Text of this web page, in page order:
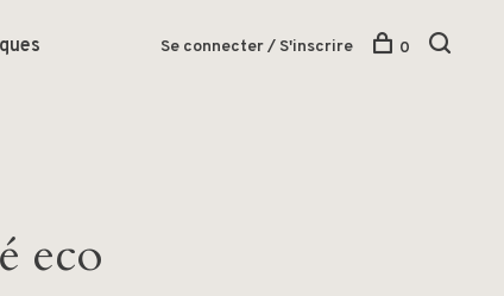
Se connecter / S'inscrire 0
eco